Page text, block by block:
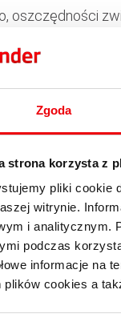
Zgoda
strona korzysta z
pliki cookie
witrynie.
i analitycznym.
podczas
informacje na
plików cookies a
oszczędności
oddziałów
się